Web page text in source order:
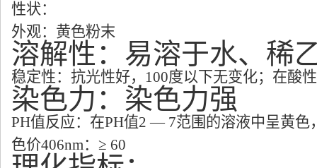
性状：
外观：黄色粉末
溶解性：易溶于水、稀
稳定性：抗光性好， 100度以下无变化；在酸
染色力：染色力强
PH值反应：在PH值2 — 7范围的溶液中呈黄色
色价406nm： ≥ 60